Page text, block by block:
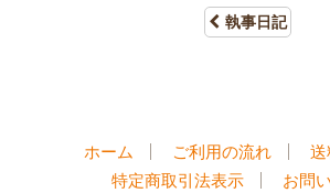
執事日記
ホーム ご利用の流れ
送
特定商取引法表示
お問